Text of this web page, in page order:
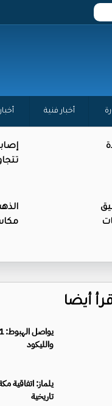
أخبار فنية
تتجاوز 4
أيضا
والليكود
يلماز: اتفاقية
تاريخية